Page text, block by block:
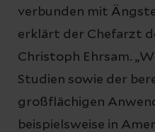
verbunden mit
erklärt der Chefarzt
Christoph Ehrsam.
Studien sowie der
großflächigen
beispielsweise in